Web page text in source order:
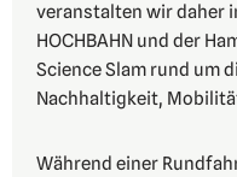
veranstalten wir daher
HOCHBAHN und der
Science Slam rund um
Nachhaltigkeit,
Während einer